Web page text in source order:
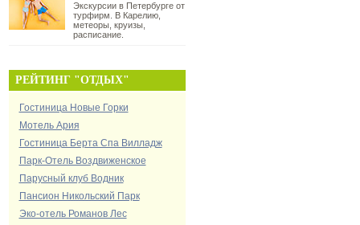
Экскурсии в Петербурге от
турфирм. В Карелию,
метеоры, круизы,
расписание.
РЕЙТИНГ "ОТДЫХ"
Гостиница Новые Горки
Мотель Ария
Гостиница Берта Спа Вилладж
Парк-Отель Воздвиженское
Парусный клуб Водник
Пансион Никольский Парк
Эко-отель Романов Лес